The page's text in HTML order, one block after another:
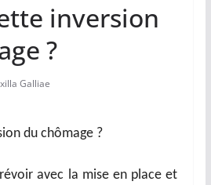
inversion
?
Galliae
du chômage ?
avec la mise en place et